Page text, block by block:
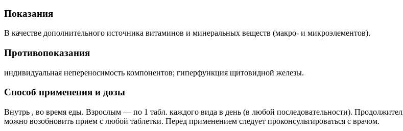
Показания
В качестве дополнительного источника витаминов и минеральных веществ (макро- и микроэлементов).
Противопоказания
индивидуальная непереносимость компонентов; гиперфункция щитовидной железы.
Способ применения и дозы
Внутрь , во время еды. Взрослым — по 1 табл. каждого вида в день (в любой последовательности).
можно возобновить прием с любой таблетки. Перед применением следует проконсультироваться с врачом.